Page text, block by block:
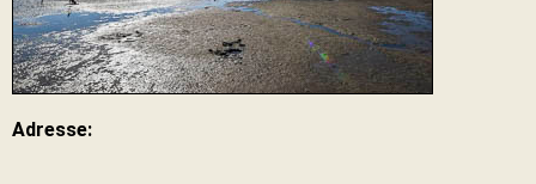
Adresse: